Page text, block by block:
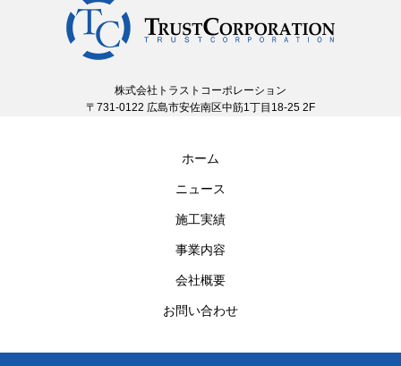
株式会社トラストコーポレーション
〒731-0122 広島市安佐南区中筋1丁目18-25 2F
ホーム
ニュース
施工実績
事業内容
会社概要
お問い合わせ